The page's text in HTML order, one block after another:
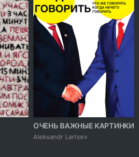
ОЧЕНЬ ВАЖНЫЕ КАРТИНКИ
Аleksandr Lartsev